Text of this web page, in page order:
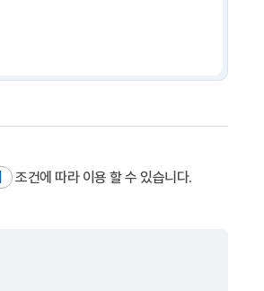
조건에 따라 이용 할 수 있습니다.